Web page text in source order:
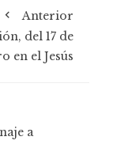
Anterior
del 17 de
en el Jesús
a